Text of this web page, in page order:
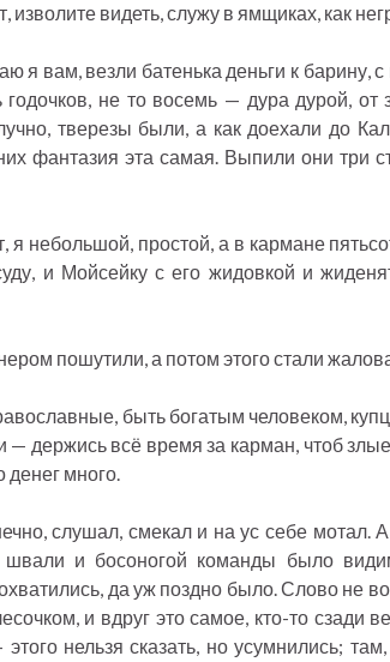
изволите видеть, служу в ямщиках, как
я вам, везли батенька деньги к барину,
не то восемь — дура дурой, от
тверезы были, а как доехали до
фантазия эта самая. Выпили они три
я небольшой, простой, а в кармане
и Мойсейку с его жидовкой и
пошутили, а потом этого стали
быть богатым человеком,
— держись всё время за карман, чтоб
денег много.
слушал, смекал и на ус себе мотал. А
швали и босоногой команды было
да уж поздно было. Слово не
и вдруг это самое, кто-то сзади
этого нельзя сказать, но усумнились;